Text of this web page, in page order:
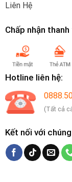
Liên Hệ
Chấp nhận thanh
Hotline liên hệ:
(Tất cả
Kết nối với